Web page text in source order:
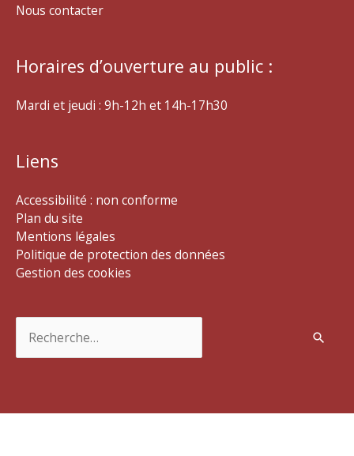
Nous contacter
Horaires d’ouverture au public :
Mardi et jeudi : 9h-12h et 14h-17h30
Liens
Accessibilité : non conforme
Plan du site
Mentions légales
Politique de protection des données
Gestion des cookies